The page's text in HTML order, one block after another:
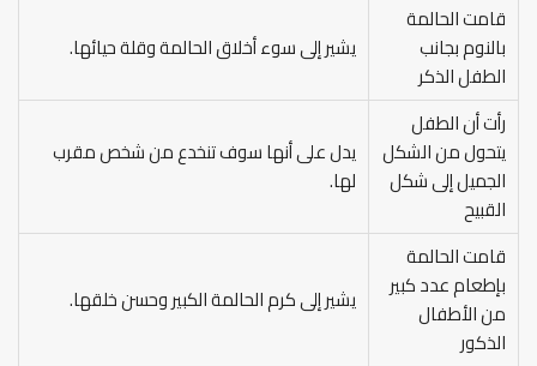
قامت الحالمة
بالنوم بجانب
الطفل الذكر
يشير إلى سوء أخلاق الحالمة وقلة حيائها.
رأت أن الطفل
يتحول من الشكل
الجميل إلى شكل
القبيح
يدل على أنها سوف تنخدع من شخص مقرب
لها.
قامت الحالمة
بإطعام عدد كبير
من الأطفال
الذكور
يشير إلى كرم الحالمة الكبير وحسن خلقها.